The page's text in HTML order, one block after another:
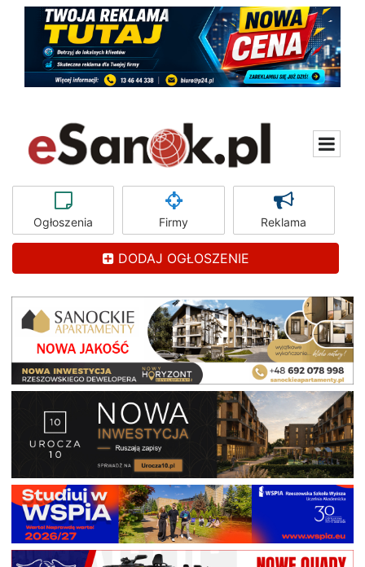
Ogłoszenia Firmy Reklama
DODAJ OGŁOSZENIE